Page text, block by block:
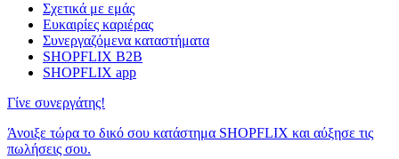
Σχετικά με εμάς
Ευκαιρίες καριέρας
Συνεργαζόμενα καταστήματα
SHOPFLIX B2B
SHOPFLIX app
Γίνε συνεργάτης!
Άνοιξε τώρα το δικό σου κατάστημα SHOPFLIX και αύξησε τις
πωλήσεις σου.